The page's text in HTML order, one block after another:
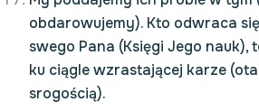
obdarowujemy). Kto odwraca
swego Pana (Księgi Jego nauk),
ku ciągle wzrastającej karze
srogością).